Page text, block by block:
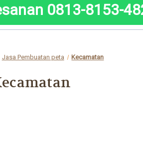
0813-8153-
Jasa Pembuatan peta Kecamatan